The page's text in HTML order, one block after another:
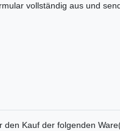
vollständig aus und
den Kauf der folgenden